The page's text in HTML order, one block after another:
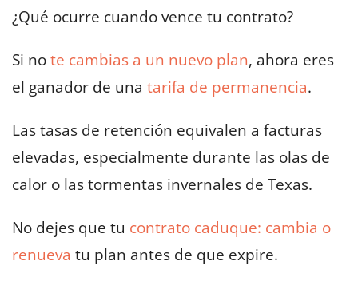
¿Qué ocurre cuando vence tu contrato?
Si note cambias a un nuevo plan, ahora eres
el ganador de una tarifa de permanencia.
Las tasas de retención equivalen a facturas
elevadas, especialmente durante las olas de
calor o las tormentas invernales de Texas.
No dejes que tu contrato caduque: cambia o
renueva tu plan antes de que expire.